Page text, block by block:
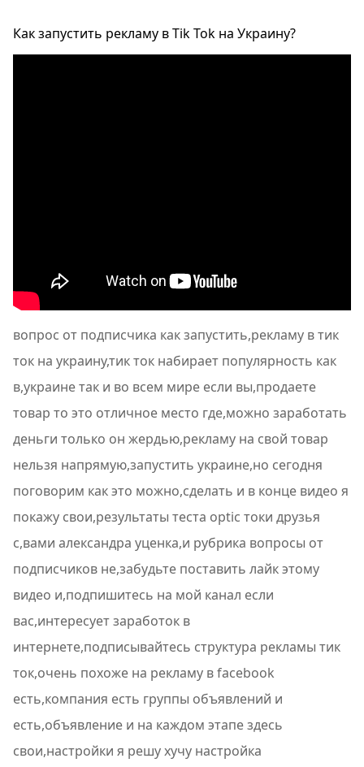
Как запустить рекламу в Tik Tok на Украину?
вопрос от подписчика как запустить,рекламу в тик
ток на украину,тик ток набирает популярность как
в,украине так и во всем мире если вы,продаете
товар то это отличное место где,можно заработать
деньги только он жердью,рекламу на свой товар
нельзя напрямую,запустить украине,но сегодня
поговорим как это можно,сделать и в конце видео я
покажу свои,результаты теста optic токи друзья
с,вами александра уценка,и рубрика вопросы от
подписчиков не,забудьте поставить лайк этому
видео и,подпишитесь на мой канал если
вас,интересует заработок в
интернете,подписывайтесь структура рекламы тик
ток,очень похоже на рекламу в facebook
есть,компания есть группы объявлений и
есть,объявление и на каждом этапе здесь
свои,настройки я решу хучу настройка